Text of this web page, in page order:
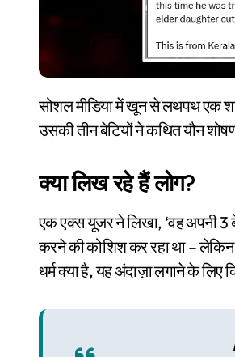
सोशल मीडिया में खून से लथपथ एक शख्स का वीडियो वायरल है। दावा है कि यह केरल के एक व्यक्ति का वीडियो है, जिसका गुप्तांग
उसकी तीन बेटियों ने कथित यौन
क्या लिख रहे हैं लोग?
एक एक्स यूजर ने लिखा, ‘वह अपनी 3
करने की कोशिश कर रहा था – लेकिन
धर्म क्या है, यह अंदाज़ा लगाने के लिए